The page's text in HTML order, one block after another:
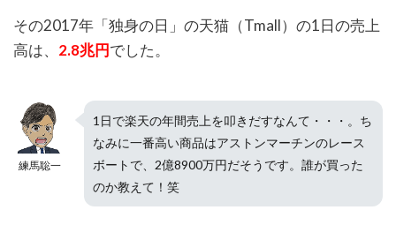
その2017年「独身の日」の天猫（Tmall）の1日の売上
高は、 2.8兆円でした。
練馬聡一
1日で楽天の年間売上を叩きだすなんて・・・。ち
なみに一番高い商品はアストンマーチンのレース
ボートで、2億8900万円だそうです。誰が買った
のか教えて！笑